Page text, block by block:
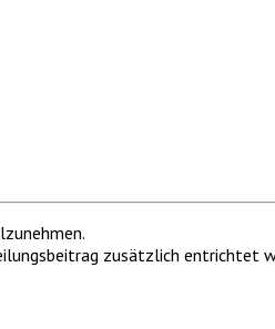
zusätzlich entrichtet